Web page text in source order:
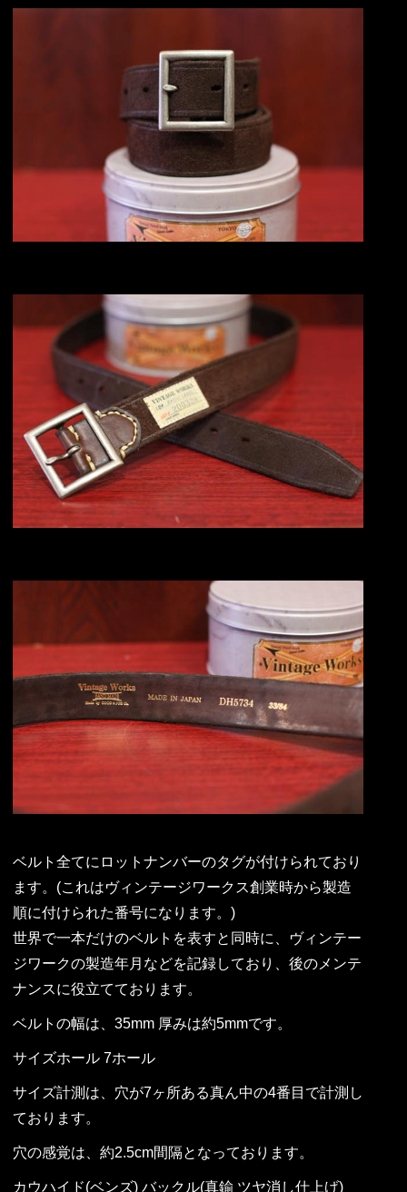
ベルト全てにロットナンバーのタグが付けられており
ます。(これはヴィンテージワークス創業時から製造
順に付けられた番号になります。)
世界で一本だけのベルトを表すと同時に、ヴィンテー
ジワークの製造年月などを記録しており、後のメンテ
ナンスに役立てております。
ベルトの幅は、35mm 厚みは約5mmです。
サイズホール 7ホール
サイズ計測は、穴が7ヶ所ある真ん中の4番目で計測し
ております。
穴の感覚は、約2.5cm間隔となっております。
カウハイド(ベンズ) バックル(真鍮 ツヤ消し仕上げ)